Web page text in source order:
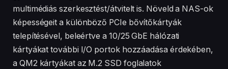
multimédiás szerkesztést/átvitelt is. Növeld a NAS-ok
képességeit a különböző PCIe bővítőkártyák
telepítésével, beleértve a 10/25 GbE hálózati
kártyákat további I/O portok hozzáadása érdekében,
a QM2 kártyákat az M.2 SSD foglalatok